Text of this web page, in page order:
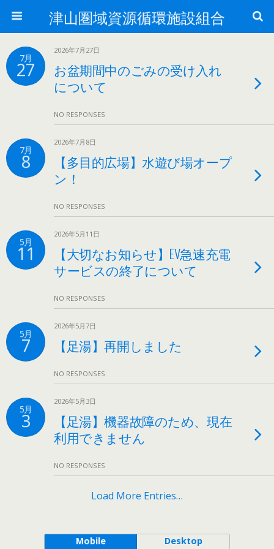
津山圏域資源循環施設組合
7月
27
2026年7月27日
お盆期間中のごみの受け入れ
について
NO RESPONSES
7月
8
2026年7月8日
【多目的広場】水遊び場オープ
ン！
NO RESPONSES
5月
11
2026年5月11日
【大切なお知らせ】EV急速充電
サービスの終了について
NO RESPONSES
5月
7
2026年5月7日
【足湯】再開しました
NO RESPONSES
5月
3
2026年5月3日
【足湯】機器故障のため、現在
利用できません
NO RESPONSES
Load More Entries…
Mobile Desktop